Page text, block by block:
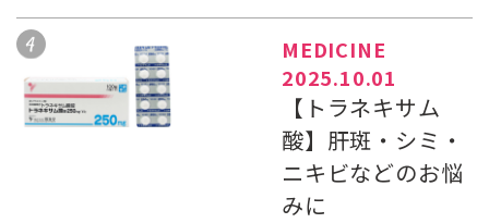
MEDICINE
2025.10.01
【トラネキサム
酸】肝斑・シミ・
ニキビなどのお悩
みに